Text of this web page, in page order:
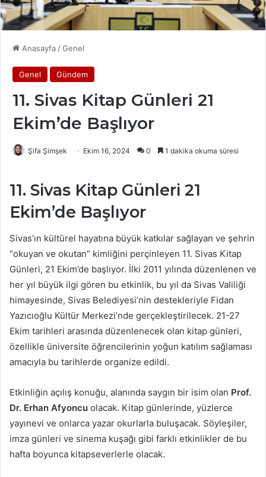
Anasayfa /Genel
Genel Gündem
11. Sivas Kitap Günleri 21
Ekim’de Başlıyor
Şifa Şimşek Ekim 16, 2024 0 1 dakika okuma süresi
11. Sivas Kitap Günleri 21
Ekim’de Başlıyor
Sivas’ın kültürel hayatına büyük katkılar sağlayan ve şehrin
“okuyan ve okutan” kimliğini perçinleyen 11. Sivas Kitap
Günleri, 21 Ekim’de başlıyor. İlki 2011 yılında düzenlenen ve
her yıl büyük ilgi gören bu etkinlik, bu yıl da Sivas Valiliği
himayesinde, Sivas Belediyesi’nin destekleriyle Fidan
Yazıcıoğlu Kültür Merkezi’nde gerçekleştirilecek. 21-27
Ekim tarihleri arasında düzenlenecek olan kitap günleri,
özellikle üniversite öğrencilerinin yoğun katılım sağlaması
amacıyla bu tarihlerde organize edildi.
Etkinliğin açılış konuğu, alanında saygın bir isim olan Prof.
Dr. Erhan Afyoncu olacak. Kitap günlerinde, yüzlerce
yayınevi ve onlarca yazar okurlarla buluşacak. Söyleşiler,
imza günleri ve sinema kuşağı gibi farklı etkinlikler de bu
hafta boyunca kitapseverlerle olacak.